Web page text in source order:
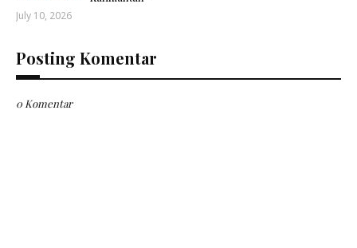
July 10, 2026
Posting Komentar
0 Komentar